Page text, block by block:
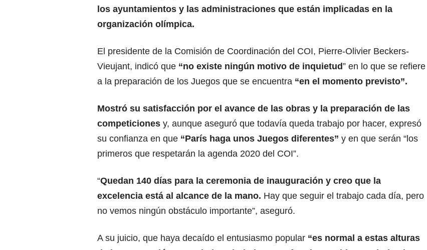
los ayuntamientos y las administraciones que están implicadas en la
organización olímpica.
El presidente de la Comisión de Coordinación del COI, Pierre-Olivier Beckers-
Vieujant, indicó que “no existe ningún motivo de inquietud” en lo que se refiere
a la preparación de los Juegos que se encuentra “en el momento previsto”.
Mostró su satisfacción por el avance de las obras y la preparación de las
competiciones y, aunque aseguró que todavía queda trabajo por hacer, expresó
su confianza en que “París haga unos Juegos diferentes” y en que serán “los
primeros que respetarán la agenda 2020 del COI”.
“Quedan 140 días para la ceremonia de inauguración y creo que la
excelencia está al alcance de la mano. Hay que seguir el trabajo cada día, pero
no vemos ningún obstáculo importante”, aseguró.
A su juicio, que haya decaído el entusiasmo popular “es normal a estas alturas